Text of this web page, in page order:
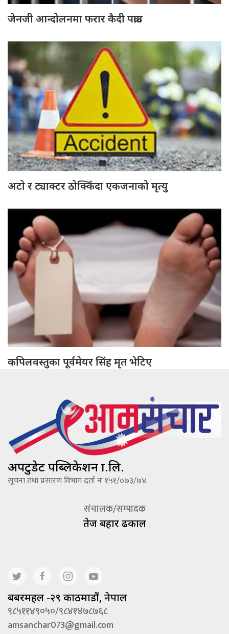
जेनजी आन्दोलनमा फरार कैदी पक्राउ
अटो र ट्याक्टर ठोक्किँदा एकजनाको मृत्यु
कपिलवस्तुका पूर्वमेयर सिंह मृत भेटिए
अपटुडेट पब्लिकेशन प्रा.लि.
सूचना तथा प्रसारण विभाग दर्ता नंः १५१/०७३/७४
संचालक/सम्पादक
तेज बहादूर ढकाल
बबरमहल -२९ काठमाडौं, नेपाल
९८५११४९०५०/९८४१४७८७६८
amsanchar073@gmail.com